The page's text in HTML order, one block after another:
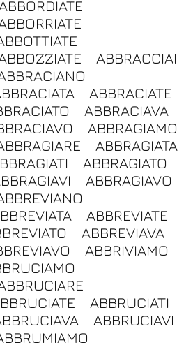
ABBRACCIAI
ABBRACIATE
ABBRACIAVA
ABBRAGIAMO
ABBRAGIATA
ABBRAGIATO
ABBRAGIAVO
ABBREVIATE
ABBREVIAVA
ABBRIVIAMO
ABBRUCIATI
ABBRUCIAVI